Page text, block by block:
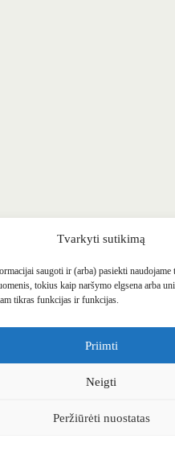
Tvarkyti sutikimą
saugoti ir (arba) pasiekti
tokius kaip naršymo elgsena arba
tikras funkcijas ir funkcijas.
Priimti
Neigti
Peržiūrėti nuostatas